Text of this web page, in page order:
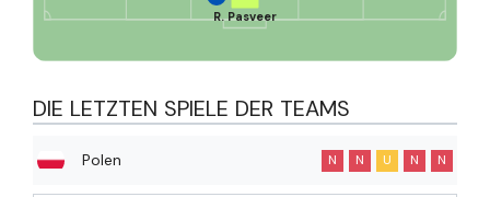
R. Pasveer
DIE LETZTEN SPIELE DER TEAMS
Polen N N U N N